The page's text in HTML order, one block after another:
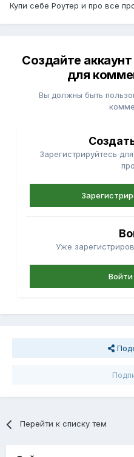
Купи себе Роутер и про все
Создайте
для
Вы должны быть
Зарегистрируйтесь
Уже
Войти
Перейти к списку тем